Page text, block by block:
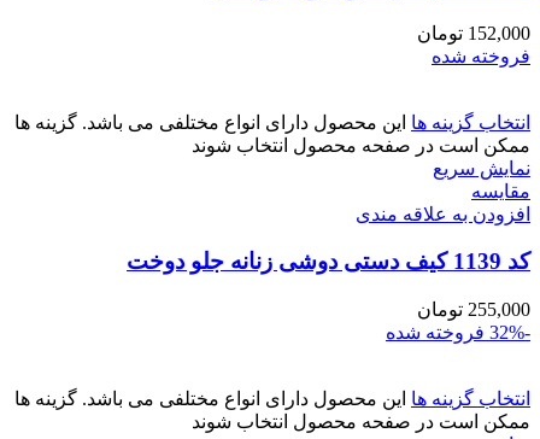
152,000 تومان
فروخته شده
انتخاب گزینه ها این محصول دارای انواع مختلفی می باشد. گزینه ها
ممکن است در صفحه محصول انتخاب شوند
نمایش سریع
مقايسه
افزودن به علاقه مندی
کد 1139 کیف دستی دوشی زنانه جلو دوخت
255,000 تومان
-32%
فروخته شده
انتخاب گزینه ها این محصول دارای انواع مختلفی می باشد. گزینه ها
ممکن است در صفحه محصول انتخاب شوند